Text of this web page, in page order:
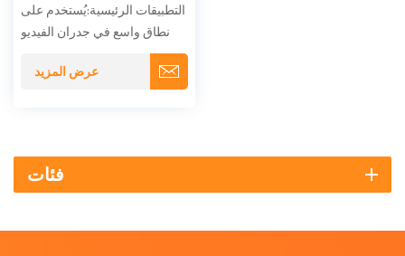
التطبيقات الرئيسية:يُستخدم على
نطاق واسع في جدران الفيديو
المنحنية والمتموجة،بيئات غامرة
(كهوف، أنفاق، وقباب)،التكامل
العرض،استوديوهات البث والإنتاج
عرض المزيد
فئات